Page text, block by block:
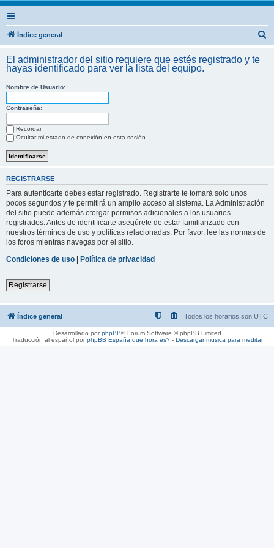
Índice general
c
El administrador del sitio requiere que estés registrado y te
hayas identificado para ver la lista del equipo.
Nombre de Usuario:
Contraseña:
Recordar
Ocultar mi estado de conexión en esta sesión
REGISTRARSE
Para autenticarte debes estar registrado. Registrarte te tomará solo unos
pocos segundos y te permitirá un amplio acceso al sistema. La Administración
del sitio puede además otorgar permisos adicionales a los usuarios
registrados. Antes de identificarte asegúrete de estar familiarizado con
nuestros términos de uso y políticas relacionadas. Por favor, lee las normas de
los foros mientras navegas por el sitio.
Condiciones de uso | Política de privacidad
Registrarse
Índice general Todos los horarios son UTC
Desarrollado porphpBB® Forum Software © phpBB Limited
Traducción al español porphpBB España que hora es?- Descargar musica para meditar